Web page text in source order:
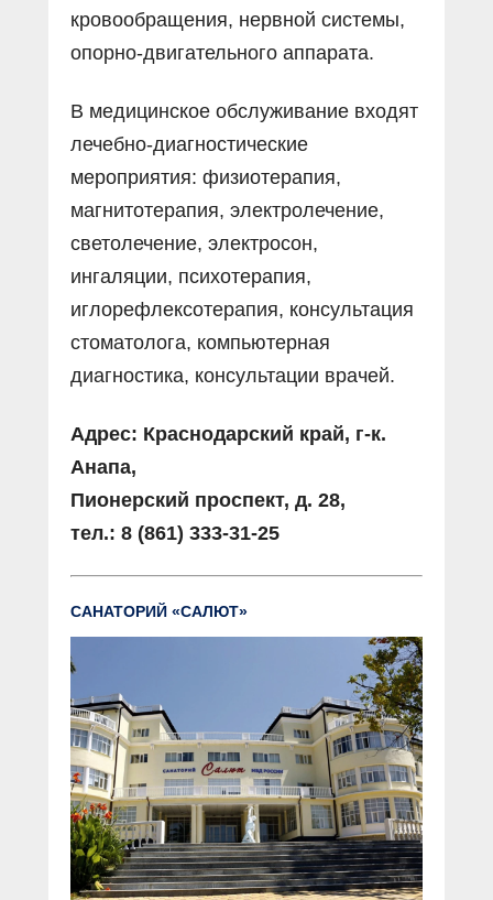
кровообращения, нервной системы,
опорно-двигательного аппарата.
В медицинское обслуживание входят
лечебно-диагностические
мероприятия: физиотерапия,
магнитотерапия, электролечение,
светолечение, электросон,
ингаляции, психотерапия,
иглорефлексотерапия, консультация
стоматолога, компьютерная
диагностика, консультации врачей.
Адрес: Краснодарский край, г-к.
Анапа,
Пионерский проспект, д. 28,
тел.: 8 (861) 333-31-25
САНАТОРИЙ «САЛЮТ»